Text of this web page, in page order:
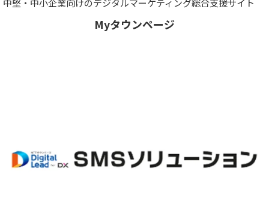
Myタウンページ
中堅・中小企業向けのデジタルマーケティング総合支援サイト